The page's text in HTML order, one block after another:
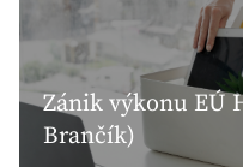
Zánik výkonu EÚ
Brančík)